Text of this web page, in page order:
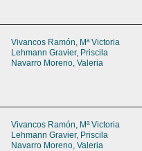
Vivancos Ramón, Mª Victoria
Lehmann Gravier, Priscila
Navarro Moreno, Valeria
Vivancos Ramón, Mª Victoria
Lehmann Gravier, Priscila
Navarro Moreno, Valeria